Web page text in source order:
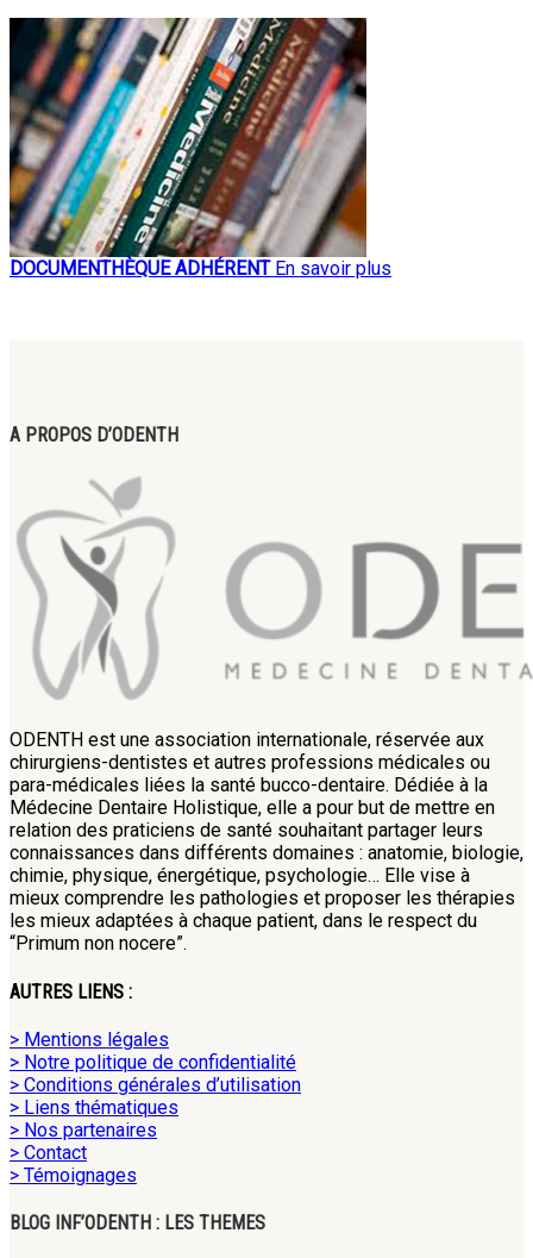
DOCUMENTHÈQUE ADHÉRENT En savoir plus
A PROPOS D’ODENTH
ODENTH est une association internationale, réservée aux
chirurgiens-dentistes et autres professions médicales ou
para-médicales liées la santé bucco-dentaire. Dédiée à la
Médecine Dentaire Holistique, elle a pour but de mettre en
relation des praticiens de santé souhaitant partager leurs
connaissances dans différents domaines : anatomie, biologie,
chimie, physique, énergétique, psychologie… Elle vise à
mieux comprendre les pathologies et proposer les thérapies
les mieux adaptées à chaque patient, dans le respect du
“Primum non nocere”.
AUTRES LIENS :
> Mentions légales
> Notre politique de confidentialité
> Conditions générales d’utilisation
> Liens thématiques
> Nos partenaires
> Contact
> Témoignages
BLOG INF’ODENTH : LES THEMES